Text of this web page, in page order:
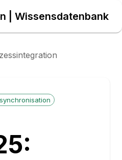
| Wissensdatenbank